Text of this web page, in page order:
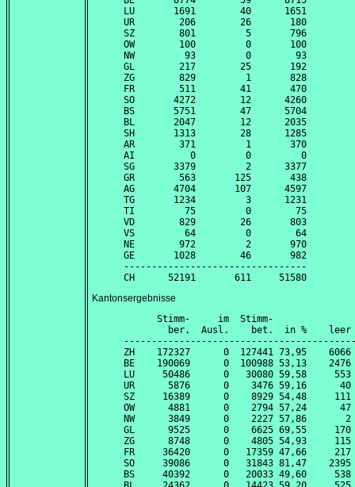
LU       1691        40      1651
UR        206        26       180
SZ        801         5       796
OW        100         0       100
NW         93         0        93
GL        217        25       192
ZG        829         1       828
FR        511        41       470
SO       4272        12      4260
BS       5751        47      5704
BL       2047        12      2035
SH       1313        28      1285
AR        371         1       370
AI          0         0         0
SG       3379         2      3377
GR        563       125       438
AG       4704       107      4597
TG       1234         3      1231
TI         75         0        75
VD        829        26       803
VS         64         0        64
NE        972         2       970
GE       1028        46       982
---------------------------------
Kantonsergebnisse
Stimm-     im  Stimm-
ber.  Ausl.    bet.  in %
ZH    172327      0  127441 73,95
BE    190069      0  100988 53,13
LU     50486      0   30080 59,58
UR      5876      0    3476 59,16
SZ     16389      0    8929 54,48
OW      4881      0    2794 57,24
NW      3849      0    2227 57,86
GL      9525      0    6625 69,55
ZG      8748      0    4805 54,93
FR     36420      0   17359 47,66
SO     39086      0   31843 81,47
BS     40392      0   20033 49,60